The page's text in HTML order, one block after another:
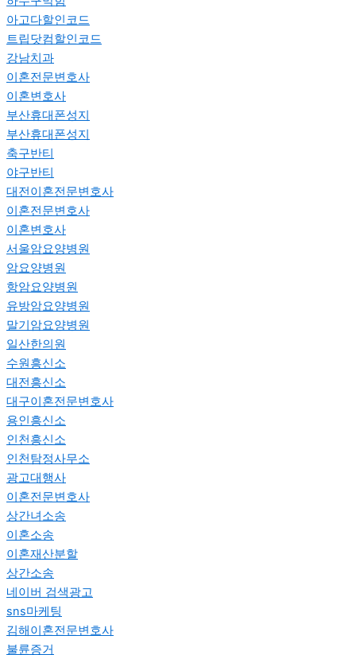
아고다할인코드
트립닷컴할인코드
강남치과
이혼전문변호사
이혼변호사
부산휴대폰성지
부산휴대폰성지
축구반티
야구반티
대전이혼전문변호사
이혼전문변호사
이혼변호사
서울암요양병원
암요양병원
항암요양병원
유방암요양병원
말기암요양병원
일산한의원
수원흥신소
대전흥신소
대구이혼전문변호사
용인흥신소
인천흥신소
인천탐정사무소
광고대행사
이혼전문변호사
상간녀소송
이혼소송
이혼재산분할
상간소송
네이버 검색광고
sns마케팅
김해이혼전문변호사
불륜증거